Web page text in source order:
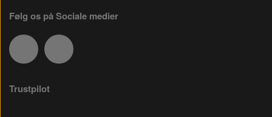
Følg os på Sociale medier
Trustpilot